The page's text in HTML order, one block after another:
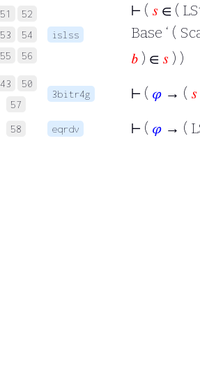
51
52
53
54
55
56
islss
⊢ ( 𝑠 ∈ (
Base ‘ (
𝑏 ) ∈ 𝑠 ) )
43
50
57
3bitr4g ⊢ ( 𝜑 → ( 𝑠
58 eqrdv ⊢ ( 𝜑 → (